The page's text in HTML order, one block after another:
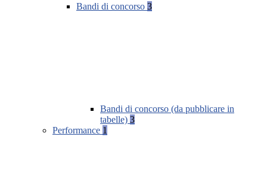
Bandi di concorso 3
Bandi di concorso (da pubblicare in
tabelle) 3
Performance 1